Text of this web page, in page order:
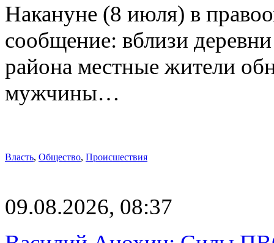
Накануне (8 июля) в
сообщение: вблизи
района местные жители
мужчины…
Власть, Общество, Происшествия
09.08.2026, 08:37